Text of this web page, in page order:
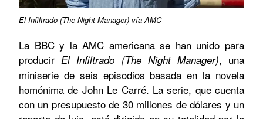
El Infiltrado (The Night Manager) vía AMC
La BBC y la AMC americana se han unido para
producir El Infiltrado (The Night Manager), una
miniserie de seis episodios basada en la novela
homónima de John Le Carré. La serie, que cuenta
con un presupuesto de 30 millones de dólares y un